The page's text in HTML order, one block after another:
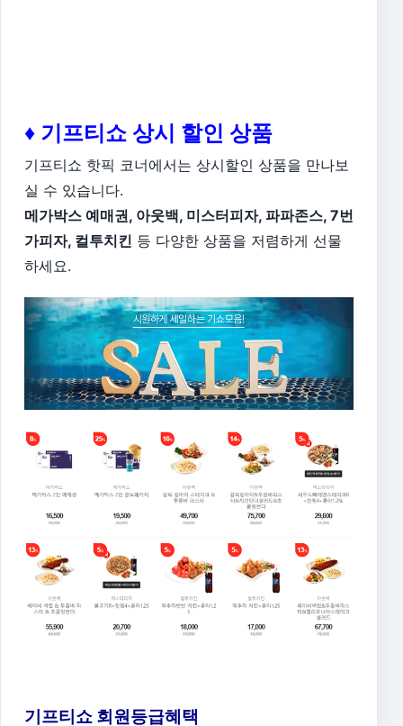
♦ 기프티쇼 상시 할인 상품
기프티쇼 핫픽 코너에서는 상시할인 상품을 만나보
실 수 있습니다.
메가박스 예매권, 아웃백, 미스터피자, 파파존스, 7번
가피자, 컬투치킨 등 다양한 상품을 저렴하게 선물
하세요.
기프티쇼 회원등급혜택